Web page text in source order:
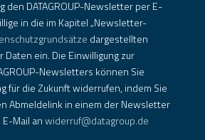
den DATAGROUP-Newsletter per E-
in die im Kapitel „Newsletter-
dargestellten
ein. Die Einwilligung zur
Newsletters können Sie
für die Zukunft widerrufen, indem Sie
Abmeldelink in einem der Newsletter
Mail anwiderruf@datagroup.de